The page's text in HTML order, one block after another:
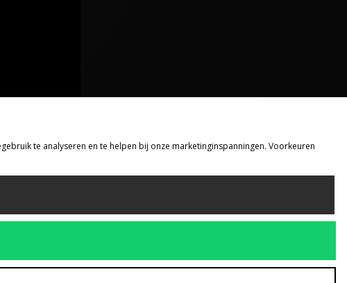
te analyseren en te helpen bij onze marketinginspanningen. Voorkeuren